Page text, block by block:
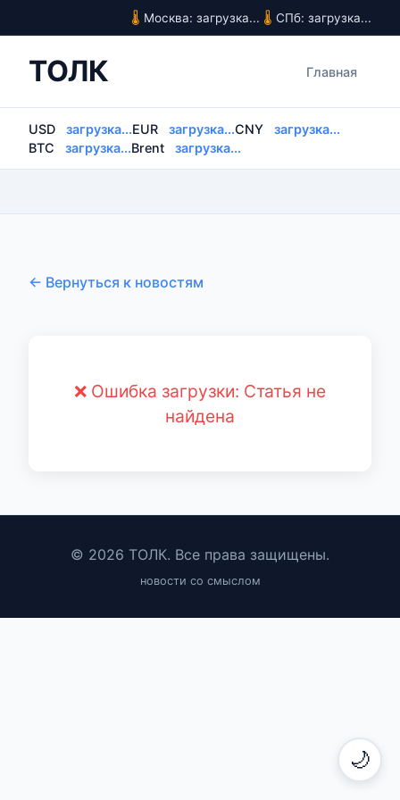
🌙
Москва: загрузка... СПб: загрузка...
ТОЛК Главная
USD загрузка...EUR загрузка...CNY
загрузка...
BTC
загрузка...Brent загрузка...
← Вернуться к новостям
❌ Ошибка загрузки: Статья не
найдена
© 2026 ТОЛК. Все права защищены.
новости со смыслом